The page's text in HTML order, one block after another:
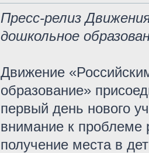
Пресс-релиз
дошкольное
Движение
образование»
первый день нового
внимание к проблеме
получение места в